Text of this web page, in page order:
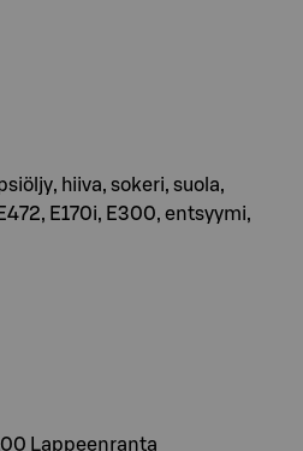
hiiva, sokeri, suola,
E170i, E300, entsyymi,
Lappeenranta